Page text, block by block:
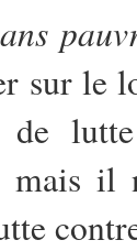
sur le
de
mais il